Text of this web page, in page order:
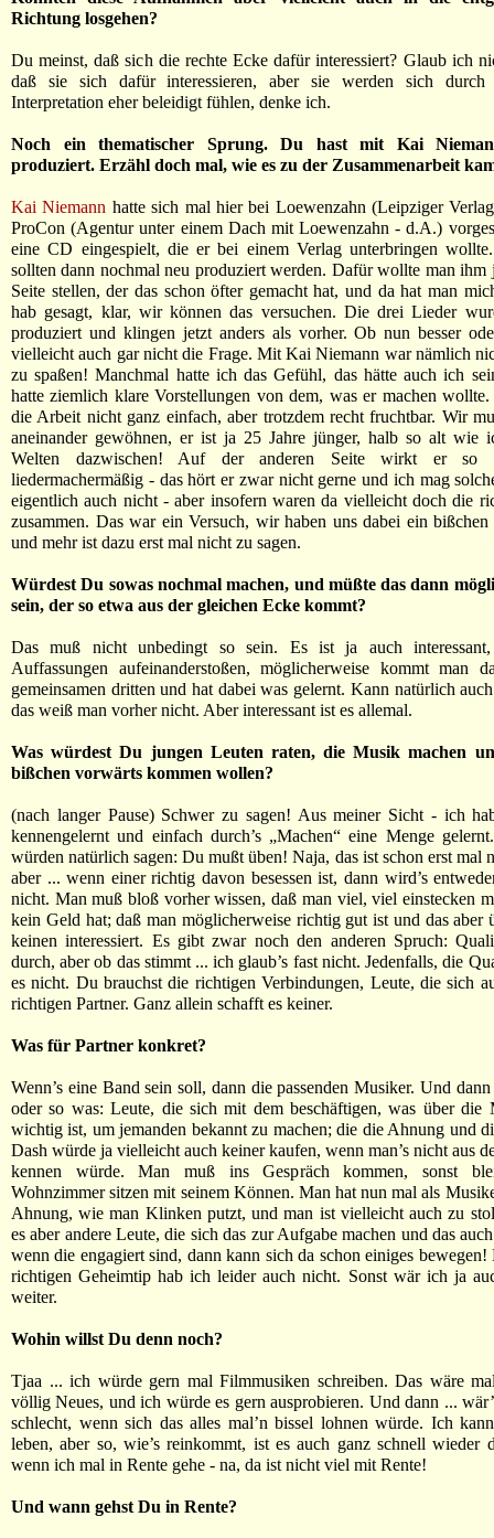
Richtung losgehen?
Du meinst, daß sich die rechte Ecke dafür interessiert? Glaub ich
daß sie sich dafür interessieren, aber sie werden sich
Interpretation eher beleidigt fühlen, denke ich.
Noch ein thematischer Sprung. Du hast mit Kai
produziert. Erzähl doch mal, wie es zu der Zusammenarbeit
Kai Niemann hatte sich mal hier bei Loewenzahn (Leipziger
ProCon (Agentur unter einem Dach mit Loewenzahn - d.A.)
eine CD eingespielt, die er bei einem Verlag unterbringen
sollten dann nochmal neu produziert werden. Dafür wollte man ihm
Seite stellen, der das schon öfter gemacht hat, und da hat man
hab gesagt, klar, wir können das versuchen. Die drei Lieder
produziert und klingen jetzt anders als vorher. Ob nun besser
vielleicht auch gar nicht die Frage. Mit Kai Niemann war nämlich
zu spaßen! Manchmal hatte ich das Gefühl, das hätte auch ich
hatte ziemlich klare Vorstellungen von dem, was er machen
die Arbeit nicht ganz einfach, aber trotzdem recht fruchtbar. Wir
aneinander gewöhnen, er ist ja 25 Jahre jünger, halb so alt wie
Welten dazwischen! Auf der anderen Seite wirkt er so
liedermachermäßig - das hört er zwar nicht gerne und ich mag
eigentlich auch nicht - aber insofern waren da vielleicht doch die
zusammen. Das war ein Versuch, wir haben uns dabei ein bißchen
und mehr ist dazu erst mal nicht zu sagen.
Würdest Du sowas nochmal machen, und müßte das dann
sein, der so etwa aus der gleichen Ecke kommt?
Das muß nicht unbedingt so sein. Es ist ja auch
Auffassungen aufeinanderstoßen, möglicherweise kommt man
gemeinsamen dritten und hat dabei was gelernt. Kann natürlich
das weiß man vorher nicht. Aber interessant ist es allemal.
Was würdest Du jungen Leuten raten, die Musik machen
bißchen vorwärts kommen wollen?
(nach langer Pause) Schwer zu sagen! Aus meiner Sicht - ich
kennengelernt und einfach durch’s „Machen“ eine Menge
würden natürlich sagen: Du mußt üben! Naja, das ist schon erst mal
aber ... wenn einer richtig davon besessen ist, dann wird’s
nicht. Man muß bloß vorher wissen, daß man viel, viel einstecken
kein Geld hat; daß man möglicherweise richtig gut ist und das aber
keinen interessiert. Es gibt zwar noch den anderen Spruch:
durch, aber ob das stimmt ... ich glaub’s fast nicht. Jedenfalls, die
es nicht. Du brauchst die richtigen Verbindungen, Leute, die sich
richtigen Partner. Ganz allein schafft es keiner.
Was für Partner konkret?
Wenn’s eine Band sein soll, dann die passenden Musiker. Und
oder so was: Leute, die sich mit dem beschäftigen, was über die
wichtig ist, um jemanden bekannt zu machen; die die Ahnung und
Dash würde ja vielleicht auch keiner kaufen, wenn man’s nicht aus
kennen würde. Man muß ins Gespräch kommen, sonst
Wohnzimmer sitzen mit seinem Können. Man hat nun mal als
Ahnung, wie man Klinken putzt, und man ist vielleicht auch zu
es aber andere Leute, die sich das zur Aufgabe machen und das
wenn die engagiert sind, dann kann sich da schon einiges bewegen!
richtigen Geheimtip hab ich leider auch nicht. Sonst wär ich ja
weiter.
Wohin willst Du denn noch?
Tjaa ... ich würde gern mal Filmmusiken schreiben. Das wäre
völlig Neues, und ich würde es gern ausprobieren. Und dann ...
schlecht, wenn sich das alles mal’n bissel lohnen würde. Ich
leben, aber so, wie’s reinkommt, ist es auch ganz schnell wieder
wenn ich mal in Rente gehe - na, da ist nicht viel mit Rente!
Und wann gehst Du in Rente?